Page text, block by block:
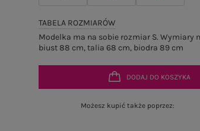
TABELA ROZMIARÓW
Modelka ma na sobie rozmiar S. Wymiary
biust 88 cm, talia 68 cm, biodra 89 cm
DODAJ DO KOSZYKA
Możesz kupić także poprzez: